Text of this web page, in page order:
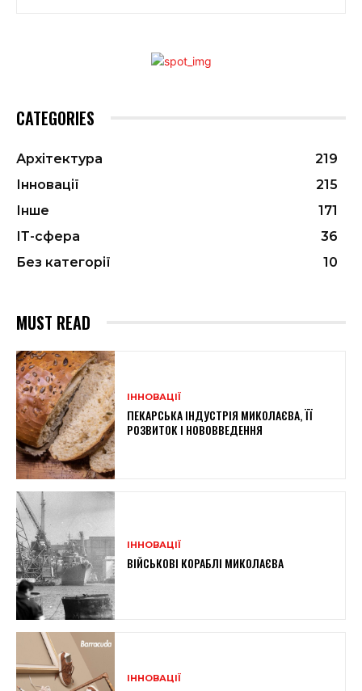
CATEGORIES
Архітектура
219
Інновації
215
Інше
171
ІТ-сфера
36
Без категорії
10
MUST READ
ІННОВАЦІЇ
ПЕКАРСЬКА ІНДУСТРІЯ МИКОЛАЄВА, ЇЇ
РОЗВИТОК І НОВОВВЕДЕННЯ
ІННОВАЦІЇ
ВІЙСЬКОВІ КОРАБЛІ МИКОЛАЄВА
ІННОВАЦІЇ